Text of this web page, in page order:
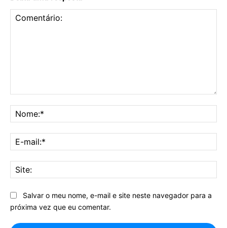
Salvar o meu nome, e-mail e site neste navegador para a
próxima vez que eu comentar.